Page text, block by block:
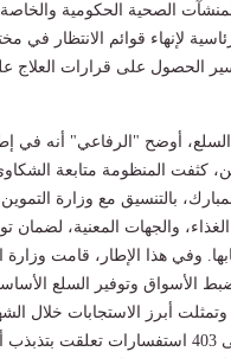
لإنهاء قوائم الانتظار في
والرد على 1598 طلب تيسير الحصول على
أوضح "الرفاعي" أنه في
كثفت المنظومة متابعة
بالتنسيق مع وزارة التموين
والجهات المعنية، لضمان
وفي هذا الإطار، قامت وزارة
ضبط الأسواق وتوفير السلع
وتظلمًا بشأن البطاقات التموينية، الرد على 403